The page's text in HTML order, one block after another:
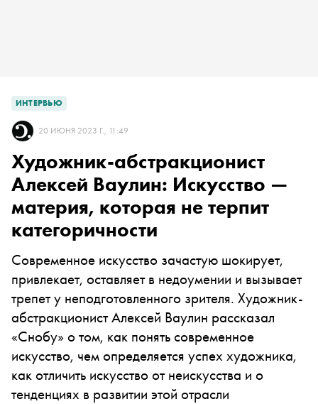
ИНТЕРВЬЮ
20 ИЮНЯ 2023 Г., 11:49
Художник-абстракционист
Алексей Ваулин: Искусство —
материя, которая не терпит
категоричности
Современное искусство зачастую шокирует,
привлекает, оставляет в недоумении и вызывает
трепет у неподготовленного зрителя. Художник-
абстракционист Алексей Ваулин рассказал
«Снобу» о том, как понять современное
искусство, чем определяется успех художника,
как отличить искусство от неискусства и о
тенденциях в развитии этой отрасли